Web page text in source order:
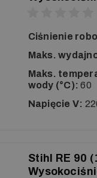
Ciśnienie
Maks.
Maks.
wody (°C): 60
Napięcie V:
Stihl RE 90